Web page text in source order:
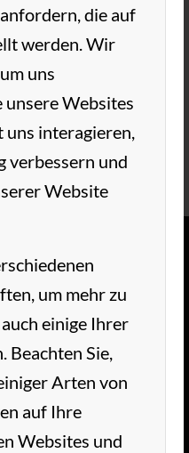
die auf
werden. Wir
uns
unsere Websites
uns interagieren,
verbessern und
Website
um mehr zu
einige Ihrer
Beachten Sie,
Arten von
auf Ihre
Websites und
VONTC AUE
Aue Wedel.
liegt im grünen
uns auf Ihren